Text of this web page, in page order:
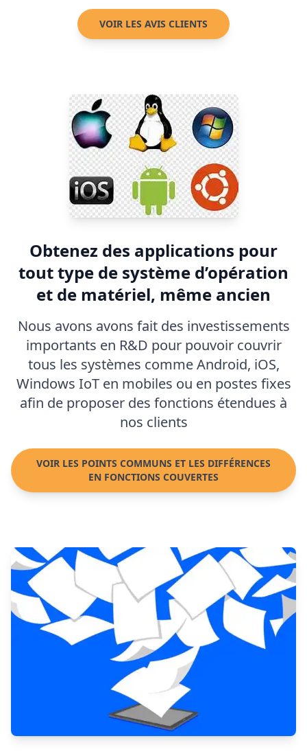
VOIR LES AVIS CLIENTS
Obtenez des applications pour
tout type de système d’opération
et de matériel, même ancien
Nous avons avons fait des investissements
importants en R&D pour pouvoir couvrir
tous les systèmes comme Android, iOS,
Windows IoT en mobiles ou en postes fixes
afin de proposer des fonctions étendues à
nos clients
VOIR LES POINTS COMMUNS ET LES DIFFÉRENCES
EN FONCTIONS COUVERTES